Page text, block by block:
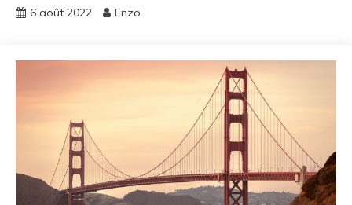
6 août 2022 Enzo